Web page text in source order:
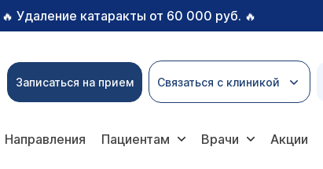
🔥 Удаление катаракты от 60 000 руб. 🔥
Записаться на прием Связаться с клиникой
Направления Пациентам Врачи Акции